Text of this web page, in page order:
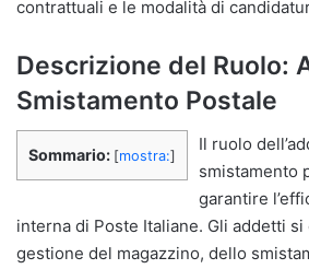
contrattuali e le modalità di
Descrizione del Ruolo:
Smistamento Postale
Sommario: [mostra:]
Il ruolo
smistamento
garantire
interna di Poste Italiane. Gli addetti
gestione del magazzino, dello